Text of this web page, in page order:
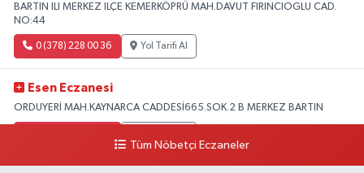
BARTIN ILI MERKEZ ILÇE KEMERKÖPRÜ MAH.DAVUT FIRINCIOGLU CAD.
NO:44
0 (378) 228 00 36 Yol Tarifi Al
Esen Eczanesi
ORDUYERİ MAH.KAYNARCA CADDESİ665.SOK.2 B MERKEZ BARTIN
Tüm Nöbetçi Eczaneler